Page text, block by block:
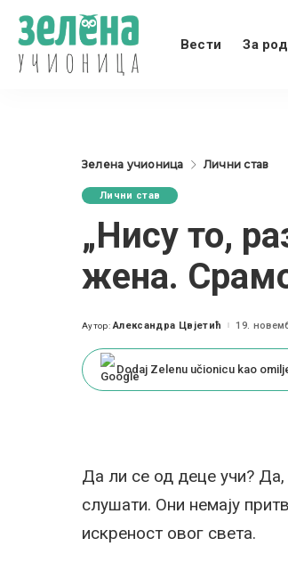
Вести За
Зелена учионица Лични став
Лични став
„Нису то,
жена.
Posted
Аутор: Александра Цвјетић 19.
Dodaj Zelenu učionicu kao
Да ли се од деце учи?
слушати. Они немају
искреност овог света.